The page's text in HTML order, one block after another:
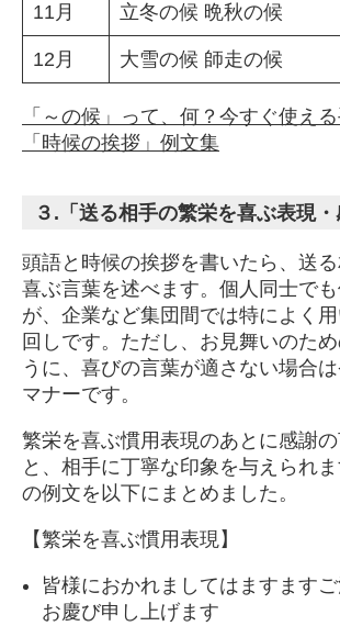
11月 立冬の候 晩秋の候
12月 大雪の候 師走の候
「～の候」って、何？今すぐ使え
「時候の挨拶」例文集
３.「送る相手の繁栄を喜ぶ表現・
頭語と時候の挨拶を書いたら、送
喜ぶ言葉を述べます。個人同士で
が、企業など集団間では特によく
回しです。ただし、お見舞いのた
うに、喜びの言葉が適さない場合
マナーです。
繁栄を喜ぶ慣用表現のあとに感謝
と、相手に丁寧な印象を与えられ
の例文を以下にまとめました。
【繁栄を喜ぶ慣用表現】
皆様におかれましてはますます
お慶び申し上げます